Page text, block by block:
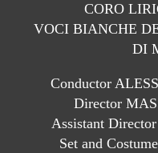
CORO
VOCI BIANCHE
DI
Conductor
Director
Assistant
Set and